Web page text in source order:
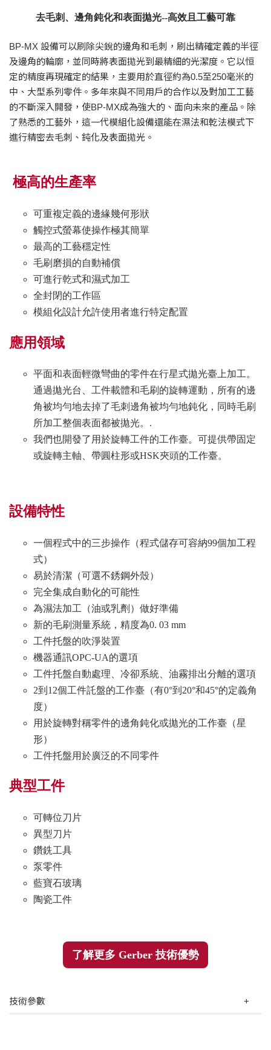
去毛刺、邊角鈍化和表面拋光--高效且工藝可靠
BP-MX 設備可以刷除尖銳的邊角和毛刺，刷出精確定義的半徑
及邊角的輪廓，並同時將表面拋光到最精細的光潔度。它以恒
定的精度再現確定的結果，主要用於直徑約為0.5至250毫米的
中、大型系列零件。多年來與不同用戶的合作以及對加工工藝
的不斷深入開發，使BP-MX成為強大的、面向未來的產品。除
了熟悉的工藝外，這一代模組化設備還能在濕法和乾法模式下
進行精密去毛刺、鈍化及表面拋光。
極高的生產率
可重複定義的邊緣幾何形狀
觸控式螢幕使操作極其簡單
最高的工藝穩定性
毛刷磨損的自動補償
可進行乾式和濕式加工
全封閉的工作區
模組化設計允許使用者進行特定配置
應用領域
平面和表面輕微彎曲的零件在行星式拋光臺上加工。
通過拋光台、工件載體和毛刷的旋轉運動，所有的邊
角被均勻地去掉了毛刺邊角被均勻地鈍化，同時毛刷
所加工整個表面都被拋光。.
我們也開發了用於旋轉工件的工作臺。可提供帶固定
或旋轉主軸、帶圓柱形或HSK夾頭的工作臺。
設備特性
一個程式中的三步操作（程式儲存可容納99個加工程
式）
易於清潔（可選不銹鋼外殼）
完全集成自動化的可能性
為濕法加工（油或乳劑）做好準備
新的毛刷測量系統，精度為0. 03 mm
工件托盤的吹淨裝置
機器通訊OPC-UA的選項
工件托盤自動處理、冷卻系統、油霧排出分離的選項
2到12個工件託盤的工作臺（有0°到20°和45°的定義角
度）
用於旋轉對稱零件的邊角鈍化或拋光的工作臺（星
形）
工件托盤用於廣泛的不同零件
典型工件
可轉位刀片
異型刀片
鑽銑工具
泵零件
藍寶石玻璃
陶瓷工件
了解更多 Gerber 技術優勢
技術參數